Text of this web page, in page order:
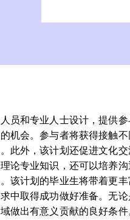
员和专业人士设计，提供
机会。参与者将获得接触
此外，该计划还促进文化
论专业知识，还可以培养
该计划的毕业生将带着更
中取得成功做好准备。无
做出有意义贡献的良好条件